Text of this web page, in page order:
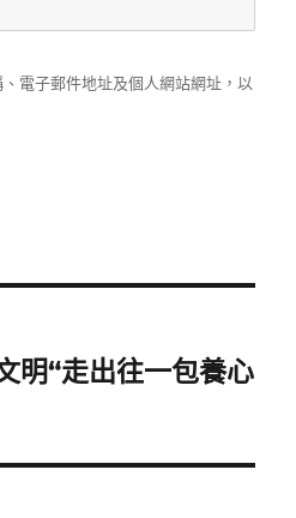
電子郵件地址及個人網站網址，以
明“走出往一包養心